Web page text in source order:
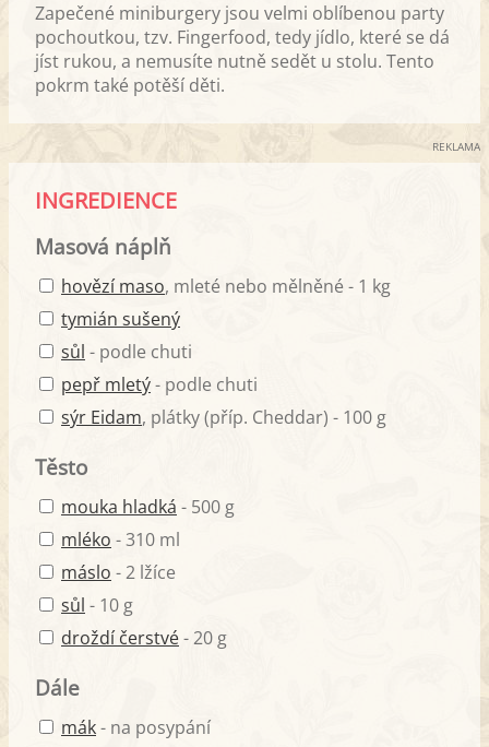
Zapečené miniburgery jsou velmi oblíbenou party
pochoutkou, tzv. Fingerfood, tedy jídlo, které se dá
jíst rukou, a nemusíte nutně sedět u stolu. Tento
pokrm také potěší děti.
REKLAMA
INGREDIENCE
Masová náplň
hovězí maso, mleté nebo mělněné - 1 kg
tymián sušený
sůl - podle chuti
pepř mletý- podle chuti
sýr Eidam, plátky (příp. Cheddar) - 100 g
Těsto
mouka hladká - 500 g
mléko - 310 ml
máslo - 2 lžíce
sůl - 10 g
droždí čerstvé- 20 g
Dále
mák- na posypání